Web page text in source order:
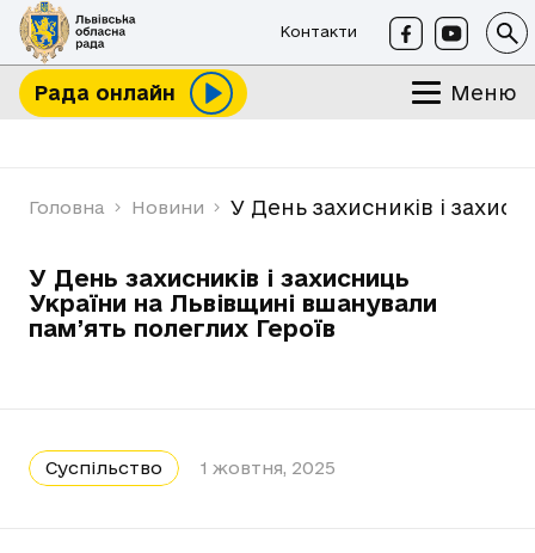
Контакти
Рада онлайн Меню
Головна Новини У День захисників і
У День захисників і захисниць
України на Львівщині вшанували
пам’ять полеглих Героїв
Суспільство 1 жовтня, 2025